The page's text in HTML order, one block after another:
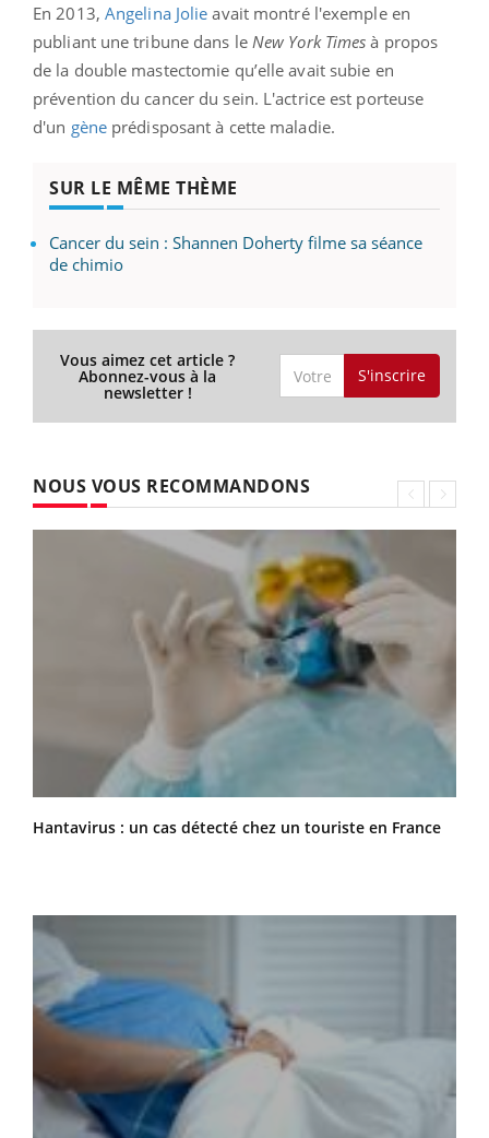
En 2013, Angelina Jolie avait montré l'exemple en
publiant une tribune dans le New York Times à propos
de la double mastectomie qu’elle avait subie en
prévention du cancer du sein. L'actrice est porteuse
d'un gèneprédisposant à cette maladie.
SUR LE MÊME THÈME
Cancer du sein : Shannen Doherty filme sa séance
de chimio
Vous aimez cet article ?
Abonnez-vous à la
newsletter !
S'inscrire
NOUS VOUS RECOMMANDONS
Hantavirus : un cas détecté chez un touriste en France